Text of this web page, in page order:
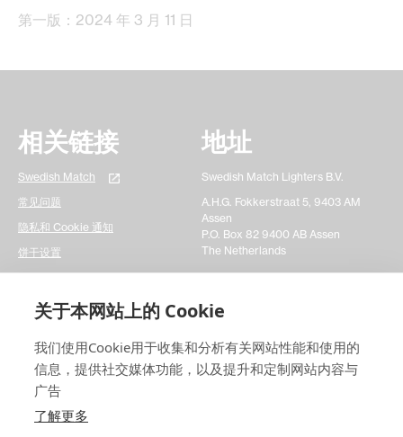
关于本网站上的 Cookie
我们使用Cookie用于收集和分析有关网站性能和使用的
信息，提供社交媒体功能，以及提升和定制网站内容与
广告
了解更多
第一版：2024 年 3 月 11 日
相关链接
Swedish Match
常见问题
隐私和 Cookie 通知
饼干设置
地址
Swedish Match Lighters B.V.
A.H.G. Fokkerstraat 5, 9403 AM
Assen
P.O. Box 82 9400 AB Assen
The Netherlands
联系我们
请填写一个简单的表格，留下您想咨询的问题，我们将尽
快为您解决问题。谢谢!
联系我们